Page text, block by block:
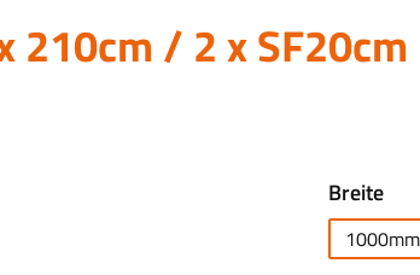
210cm / 2 x SF20cm
Breite
1000mm